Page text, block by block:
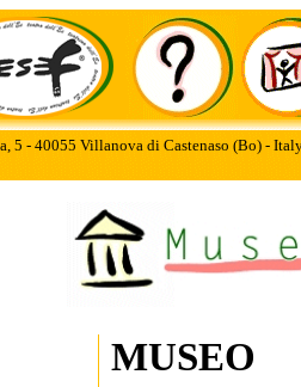
5 - 40055 Villanova di Castenaso (Bo) -
MUSEO